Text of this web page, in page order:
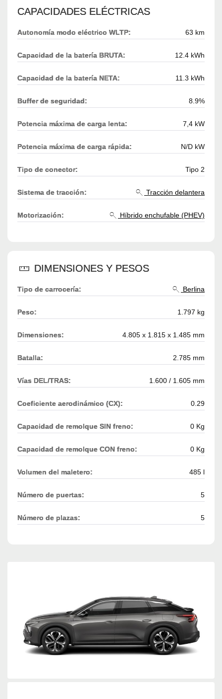
CAPACIDADES ELÉCTRICAS
Autonomía modo eléctrico WLTP: 63 km
Capacidad de la batería BRUTA: 12.4 kWh
Capacidad de la batería NETA: 11.3 kWh
Buffer de seguridad: 8.9%
Potencia máxima de carga lenta: 7,4 kW
Potencia máxima de carga rápida: N/D kW
Tipo de conector: Tipo 2
Sistema de tracción: Tracción delantera
Motorización: Híbrido enchufable (PHEV)
DIMENSIONES Y PESOS
Tipo de carrocería: Berlina
Peso: 1.797 kg
Dimensiones: 4.805 x 1.815 x 1.485 mm
Batalla: 2.785 mm
Vías DEL/TRAS: 1.600 / 1.605 mm
Coeficiente aerodinámico (CX): 0.29
Capacidad de remolque SIN freno: 0 Kg
Capacidad de remolque CON freno: 0 Kg
Volumen del maletero: 485 l
Número de puertas: 5
Número de plazas: 5